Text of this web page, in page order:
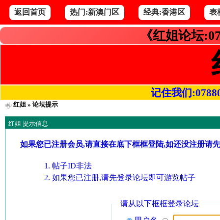
返回首页 热门:新澳门区 经典:香港区 表
《红姐论坛
记住我们
红姐» 论坛提示
红姐 提示信息
如果您已注册会员,请直接在底下框框登陆,如还没注册请
帖子ID非法
如果您已注册,请先登录论坛即可游览帖子
请从以下框框登录论坛